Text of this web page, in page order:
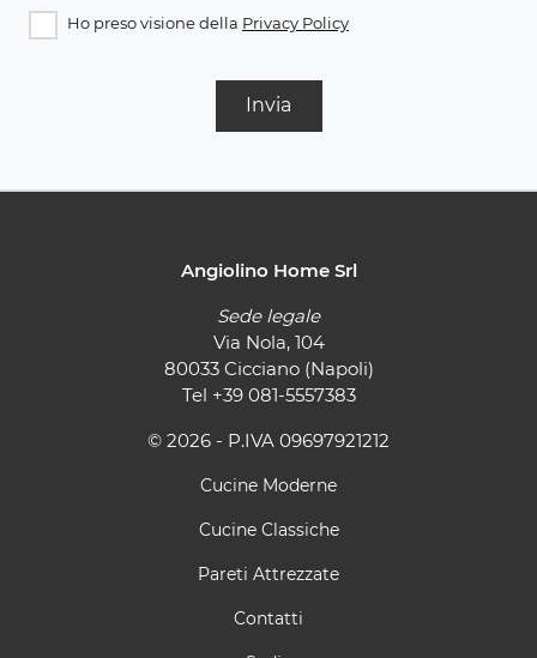
Ho preso visione della Privacy Policy
Invia
Angiolino Home Srl
Sede legale
Via Nola, 104
80033 Cicciano (Napoli)
Tel +39 081-5557383
© 2026 - P.IVA 09697921212
Cucine Moderne
Cucine Classiche
Pareti Attrezzate
Contatti